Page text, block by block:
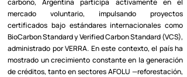
carbono, Argentina participa activamente en el
mercado voluntario, impulsando proyectos
certificados bajo estándares internacionales como
BioCarbon Standard y Verified Carbon Standard (VCS),
administrado por VERRA. En este contexto, el país ha
mostrado un crecimiento constante en la generación
de créditos, tanto en sectores AFOLU —reforestación,